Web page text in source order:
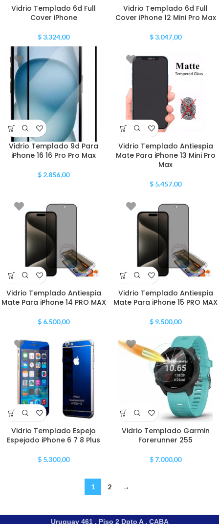
Vidrio Templado 6d Full
Cover iPhone
$3.324,00
Vidrio Templado 6d Full
Cover iPhone 12 Mini Pro Max
$3.047,00
Vidrio Templado 9d Para
iPhone 16 16 Pro Pro Max
$ 2.856,00
Vidrio Templado Antiespia
Mate Para iPhone 13 Mini Pro
Max
$ 5.457,00
Vidrio Templado Antiespia
Mate Para iPhone 14 PRO MAX
$ 6.500,00
Vidrio Templado Antiespia
Mate Para iPhone 15 PRO MAX
$ 9.500,00
Vidrio Templado Espejo
Espejado iPhone 6 7 8 Plus
$ 5.300,00
Vidrio Templado Garmin
Forerunner 255
$ 7.000,00
1 2 →
Uruguay 461 , Piso 2 Dpto A , CABA